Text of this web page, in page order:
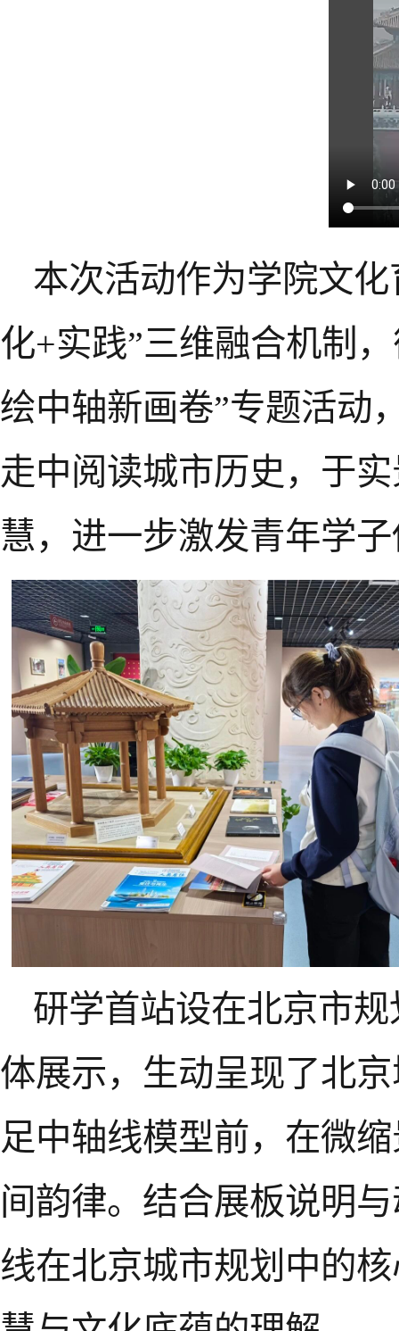
本次活动作为学院文
化+实践”三维融合机制
绘中轴新画卷”专题活动
走中阅读城市历史，于
慧，进一步激发青年学
研学首站设在北京市
体展示，生动呈现了北
足中轴线模型前，在微
间韵律。结合展板说明
线在北京城市规划中的